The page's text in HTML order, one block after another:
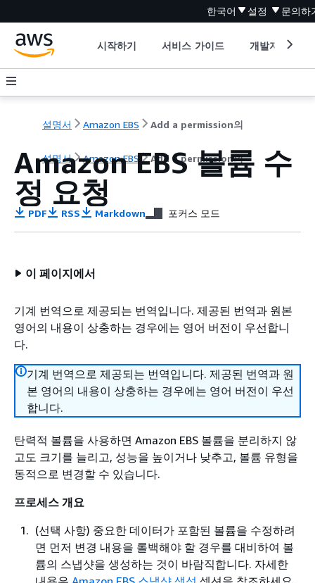
한국어 설정 문의하
시작하기 서비스 가이드 개발자 도구
설명서 Amazon EBS Add a permission의
설명서 Amazon EBS Add a permission의
Amazon EBS 볼륨 수
정 요청
PDF RSS Markdown 포커스 모드
이 페이지에서
기계 번역으로 제공되는 번역입니다. 제공된 번역과 원본
영어의 내용이 상충하는 경우에는 영어 버전이 우선합니
다.
기계 번역으로 제공되는 번역입니다. 제공된 번역과 원
본 영어의 내용이 상충하는 경우에는 영어 버전이 우선
합니다.
탄력적 볼륨을 사용하면 Amazon EBS 볼륨을 분리하지 않
고도 크기를 늘리고, 성능을 높이거나 낮추고, 볼륨 유형을
동적으로 변경할 수 있습니다.
프로세스 개요
(선택 사항) 중요한 데이터가 포함된 볼륨을 수정하려
면 먼저 변경 내용을 롤백해야 할 경우를 대비하여 볼
륨의 스냅샷을 생성하는 것이 바람직합니다. 자세한